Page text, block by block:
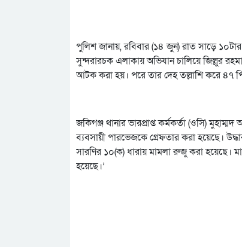
পুলিশ জানায়, রবিবার (১৪ জুন) রাত সাড়ে
সুন্দরারচক এলাকায় অভিযান চালিয়ে জিল্লুর
আটক করা হয়। পরে তার দেহ তল্লাশি করে ৪৭
জকিগঞ্জ থানার ভারপ্রাপ্ত কর্মকর্তা (ওসি)
ব্যবসায়ী পারভেজকে গ্রেফতার করা হয়েছে।
সারণির ১০(ক) ধারায় মামলা রুজু করা হয়েছে।
হয়েছে।’